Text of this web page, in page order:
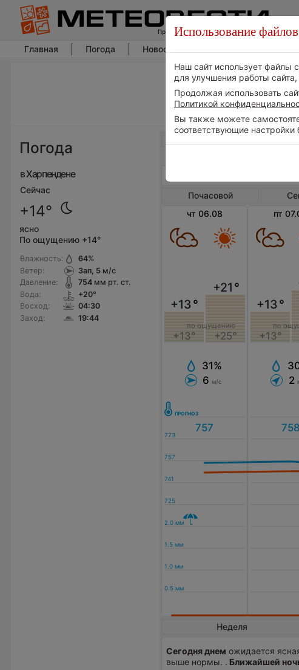
Главная Погода Новости погоды
Погода
в Харпендене
Сейчас
+14°
ясно
По ощущению +14°
Влажность:
Ветер:
Давление:
Вода:
Восход:
Заход:
64%
Зап, 5 м/с
754мм рт. ст.
+20°
04:30
19:44
Почасовой
чт 06.08
+13°
+13°
+21 °
+25°
по ощущению
31%
6 м/с
пт
+13°
+13°
по
2
Неделя
Сегодня днем ожидается
выше нормы. . Ближайшей
Использование
Наш сайт использует файлы
для улучшения работы
Продолжая использовать
Политикой
Вы также можете
соответствующие